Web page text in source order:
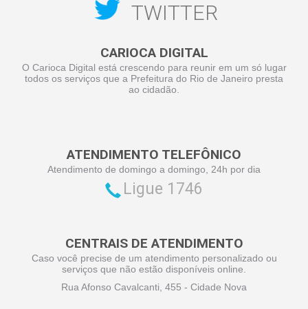
TWITTER
CARIOCA DIGITAL
O Carioca Digital está crescendo para reunir em um só lugar
todos os serviços que a Prefeitura do Rio de Janeiro presta
ao cidadão.
ATENDIMENTO TELEFÔNICO
Atendimento de domingo a domingo, 24h por dia
Ligue 1746
CENTRAIS DE ATENDIMENTO
Caso você precise de um atendimento personalizado ou
serviços que não estão disponíveis online.
Rua Afonso Cavalcanti, 455 - Cidade Nova